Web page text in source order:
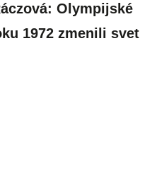
Olympijské
1972 zmenili svet